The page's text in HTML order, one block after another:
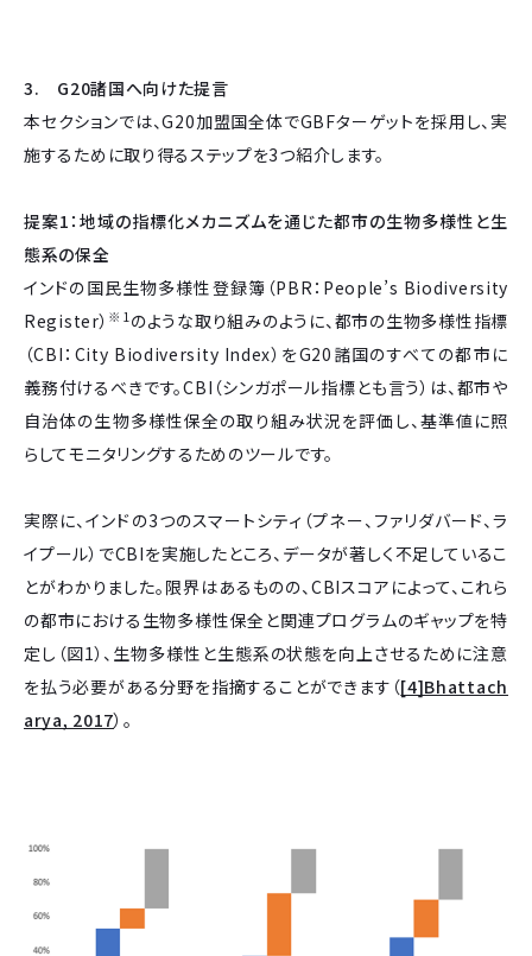
3. G20諸国へ向けた提言
本セクションでは、G20加盟国全体でGBFターゲットを採用し、実
施するために取り得るステップを3つ紹介します。
提案1：地域の指標化メカニズムを通じた都市の生物多様性と生
態系の保全
インドの国民生物多様性登録簿（PBR：People’s Biodiversity
Register） ※1のような取り組みのように、都市の生物多様性指標
（CBI：City Biodiversity Index）をG20諸国のすべての都市に
義務付けるべきです。CBI（シンガポール指標とも言う）は、都市や
自治体の生物多様性保全の取り組み状況を評価し、基準値に照
らしてモニタリングするためのツールです。
実際に、インドの3つのスマートシティ（プネー、ファリダバード、ラ
イプール）でCBIを実施したところ、データが著しく不足しているこ
とがわかりました。限界はあるものの、CBIスコアによって、これら
の都市における生物多様性保全と関連プログラムのギャップを特
定し（図1）、生物多様性と生態系の状態を向上させるために注意
を払う必要がある分野を指摘することができます（[4]Bhattach
arya, 2017）。